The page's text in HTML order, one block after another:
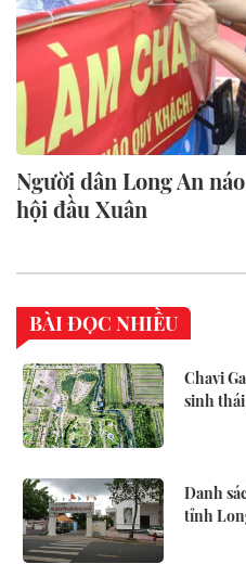
Người dân Long An
hội đầu Xuân
BÀI ĐỌC NHIỀU
Chavi
sinh
Danh
tỉnh